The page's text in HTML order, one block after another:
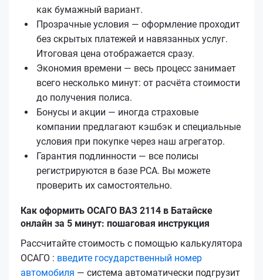
как бумажный вариант.
Прозрачные условия — оформление проходит
без скрытых платежей и навязанных услуг.
Итоговая цена отображается сразу.
Экономия времени — весь процесс занимает
всего несколько минут: от расчёта стоимости
до получения полиса.
Бонусы и акции — иногда страховые
компании предлагают кэшбэк и специальные
условия при покупке через наш агрегатор.
Гарантия подлинности — все полисы
регистрируются в базе РСА. Вы можете
проверить их самостоятельно.
Как оформить ОСАГО ВАЗ 2114 в Батайске
онлайн за 5 минут: пошаговая инструкция
Рассчитайте стоимость с помощью калькулятора
ОСАГО : введите государственный номер
автомобиля — система автоматически подгрузит